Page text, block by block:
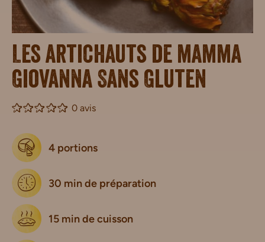
Les artichauts de mamma
Giovanna Sans Gluten
0 avis
4 portions
30 min de préparation
15 min de cuisson